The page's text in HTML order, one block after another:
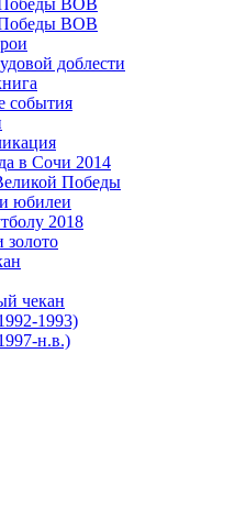
Победы ВОВ
Победы ВОВ
доблести
события
в Сочи 2014
Победы
юбилеи
2018
золото
чекан
1993)
н.в.)